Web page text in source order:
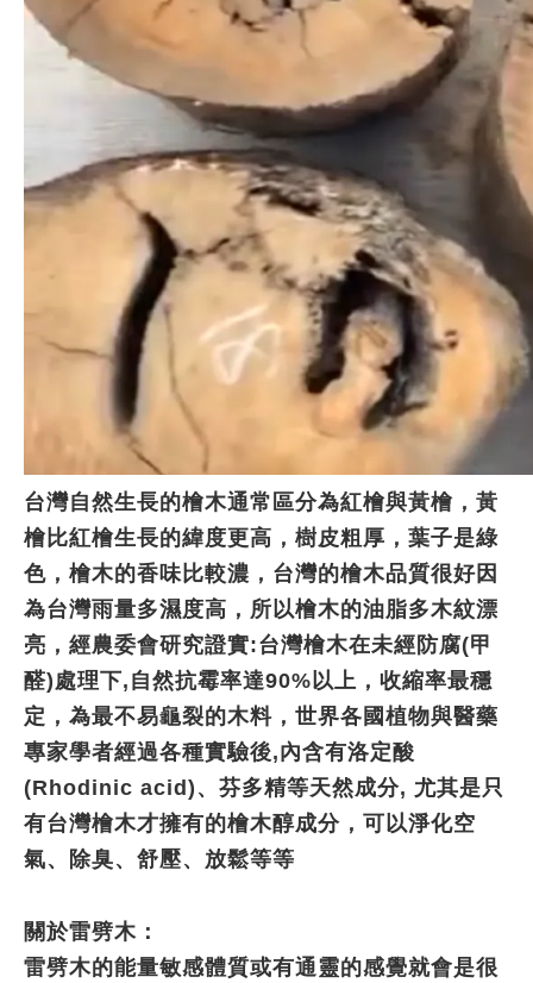
關於檜木：
台灣自然生長的檜木通常區分為紅檜與黃檜，黃
檜比紅檜生長的緯度更高，樹皮粗厚，葉子是綠
色，檜木的香味比較濃，台灣的檜木品質很好因
為台灣雨量多濕度高，所以檜木的油脂多木紋漂
亮，經農委會研究證實:台灣檜木在未經防腐(甲
醛)處理下,自然抗霉率達90%以上，收縮率最穩
定，為最不易龜裂的木料，世界各國植物與醫藥
專家學者經過各種實驗後,內含有洛定酸
(Rhodinic acid)、芬多精等天然成分, 尤其是只
有台灣檜木才擁有的檜木醇成分，可以淨化空
氣、除臭、舒壓、放鬆等等
關於雷劈木：
雷劈木的能量敏感體質或有通靈的感覺就會是很